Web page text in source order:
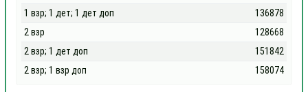
1 взр; 1 дет; 1 дет доп
136878
2 взр
128668
2 взр; 1 дет доп
151842
2 взр; 1 взр доп
158074